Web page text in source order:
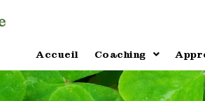
Accueil Coaching